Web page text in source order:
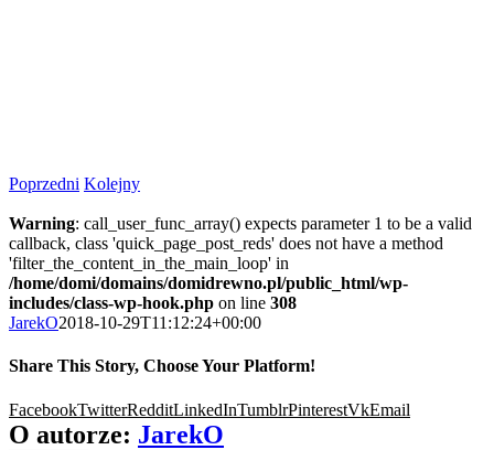
Poprzedni Kolejny
Warning: call_user_func_array() expects parameter 1 to be a valid
callback, class 'quick_page_post_reds' does not have a method
'filter_the_content_in_the_main_loop' in
/home/domi/domains/domidrewno.pl/public_html/wp-
includes/class-wp-hook.php on line 308
JarekO2018-10-29T11:12:24+00:00
Share This Story, Choose Your Platform!
FacebookTwitterRedditLinkedInTumblrPinterestVkEmail
O autorze: JarekO